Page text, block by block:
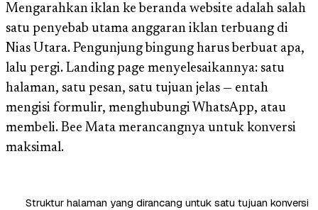
Mengarahkan iklan ke beranda website adalah salah
satu penyebab utama anggaran iklan terbuang di
Nias Utara. Pengunjung bingung harus berbuat apa,
lalu pergi. Landing page menyelesaikannya: satu
halaman, satu pesan, satu tujuan jelas — entah
mengisi formulir, menghubungi WhatsApp, atau
membeli. Bee Mata merancangnya untuk konversi
maksimal.
Struktur halaman yang dirancang untuk satu tujuan konversi